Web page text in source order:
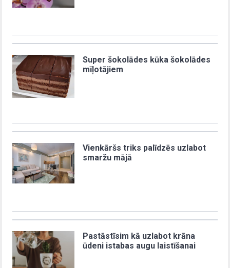
Super šokolādes kūka šokolādes
mīļotājiem
Vienkāršs triks palīdzēs uzlabot
smaržu mājā
Pastāstīsim kā uzlabot krāna
ūdeni istabas augu laistīšanai